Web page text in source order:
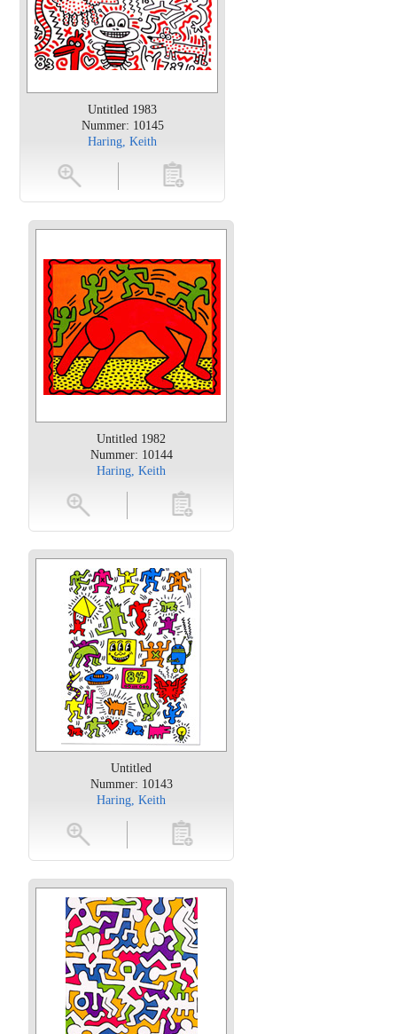
Untitled 1983
Nummer: 10145
Haring, Keith
toevoegen
Untitled 1982
Nummer: 10144
Haring, Keith
toevoegen
Untitled
Nummer: 10143
Haring, Keith
toevoegen